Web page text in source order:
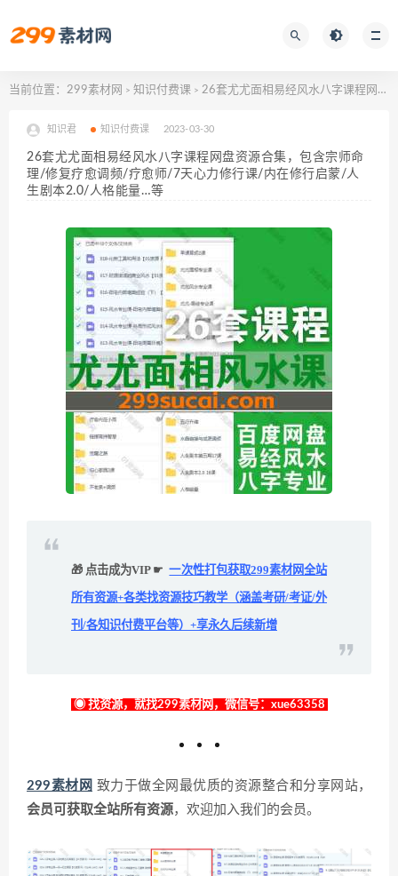
当前位置： 299素材网 > 知识付费课 > 26套尤尤面相易经风水八字课程网盘资源合集，包含宗师命理/修复疗愈调频/疗愈师/7天心力修行课/内在修行启蒙/人生剧本2.0/人格能量…等
知识君 知识付费课 2023-03-30
26套尤尤面相易经风水八字课程网盘资源合集，包含宗师命
理/修复疗愈调频/疗愈师/7天心力修行课/内在修行启蒙/人
生剧本2.0/人格能量…等
🎁 点击成为VIP ☛ 一次性打包获取299素材网全站
所有资源+各类找资源技巧教学（涵盖考研/考证/外
刊/各知识付费平台等）+享永久后续新增
◉ 找资源，就找299素材网，微信号：xue63358
299素材网 致力于做全网最优质的资源整合和分享网站，
会员可获取全站所有资源，欢迎加入我们的会员。